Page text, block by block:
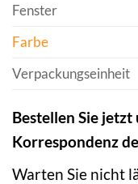
Fenster
Farbe
Verpackungseinheit
Bestellen Sie
Korrespondenz
Warten Sie nicht